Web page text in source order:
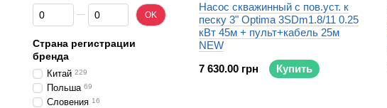
Насос скважинный с пов.уст. к
песку 3" Optima 3SDm1.8/11 0.25
кВт 45м + пульт+кабель 25м
NEW
7 630.00 грн
Купить
От Максимальный размер частиц, мм
До Максимальный размер частиц, мм
OK
Страна регистрации
бренда
Китай 229
Польша 69
Словения 16